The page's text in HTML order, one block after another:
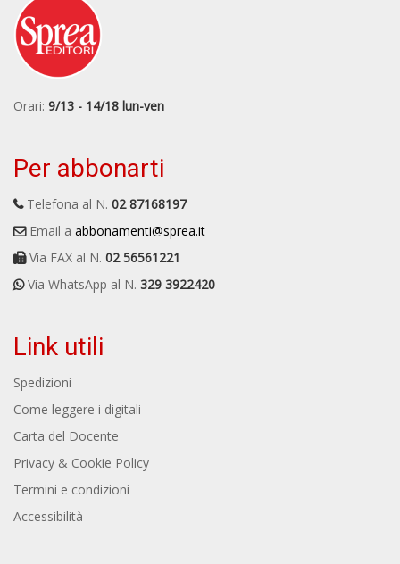
Orari: 9/13 - 14/18 lun-ven
Per abbonarti
Telefona al N. 02 87168197
Email a abbonamenti@sprea.it
Via FAX al N. 02 56561221
Via WhatsApp al N. 329 3922420
Link utili
Spedizioni
Come leggere i digitali
Carta del Docente
Privacy & Cookie Policy
Termini e condizioni
Accessibilità